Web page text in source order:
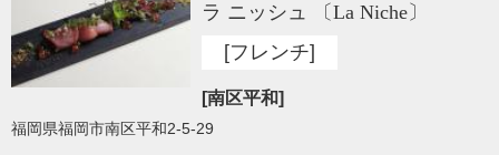
ラ ニッシュ 〔La Niche〕
[フレンチ]
[南区平和]
福岡県福岡市南区平和2-5-29